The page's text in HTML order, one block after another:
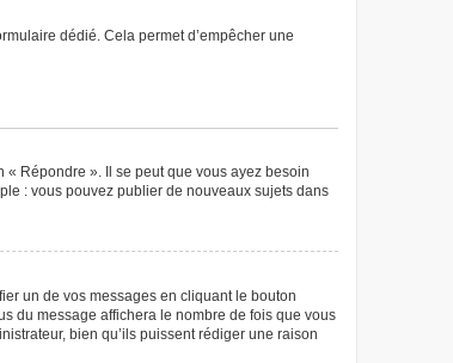
dédié. Cela permet d’empêcher une
Répondre ». Il se peut que vous ayez besoin
: vous pouvez publier de nouveaux sujets dans
un de vos messages en cliquant le bouton
du message affichera le nombre de fois que vous
bien qu’ils puissent rédiger une raison